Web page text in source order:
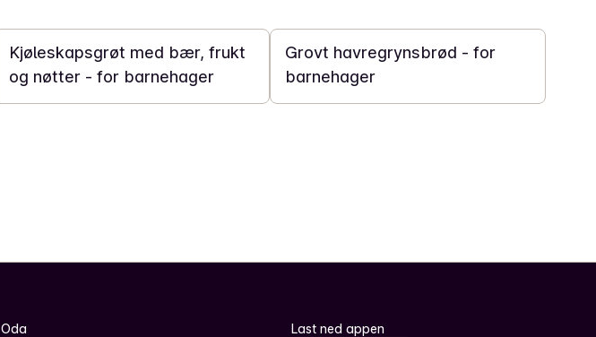
Kjøleskapsgrøt med bær, frukt
og nøtter - for barnehager
Grovt havregrynsbrød - for
barnehager
Oda Last ned appen